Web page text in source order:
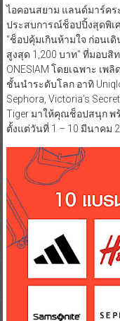
ไอคอนสยาม แลนด์มาร์คร
ประสบการณ์ช็อปปิ้งสุดพิเ
“ช็อปคุ้มเกินห้ามใจ ก่อนเดิ
สูงสุด 1,200 บาท” ที่มอบ
ONESIAM โดยเฉพาะ เ
ชั้นนำระดับโลก อาทิ
Sephora, Victoria’s
Tiger มาให้คุณช็อปสนุก พ
ตั้งแต่วันที่ 1 – 10 มีนาคม